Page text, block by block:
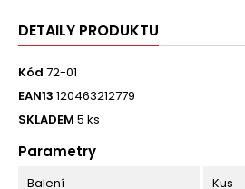
DETAILY PRODUKTU
Kód 72-01
EAN13 120463212779
SKLADEM 5 ks
Parametry
Balení Kus